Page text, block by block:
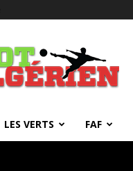
FOOTALGERIEN
LES VERTS FAF